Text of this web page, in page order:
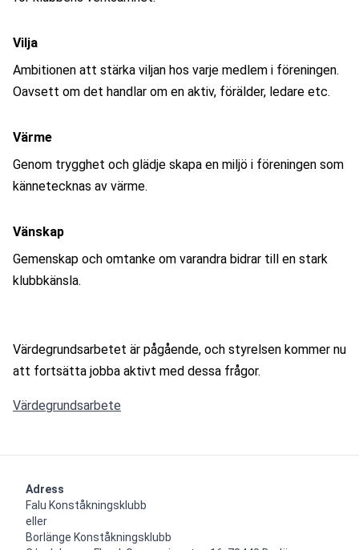
Vilja
Ambitionen att stärka viljan hos varje medlem i föreningen.
Oavsett om det handlar om en aktiv, förälder, ledare etc.
Värme
Genom trygghet och glädje skapa en miljö i föreningen som
kännetecknas av värme.
Vänskap
Gemenskap och omtanke om varandra bidrar till en stark
klubbkänsla.
Värdegrundsarbetet är pågående, och styrelsen kommer nu
att fortsätta jobba aktivt med dessa frågor.
Värdegrundsarbete
Adress
Falu Konståkningsklubb
eller
Borlänge Konståkningsklubb